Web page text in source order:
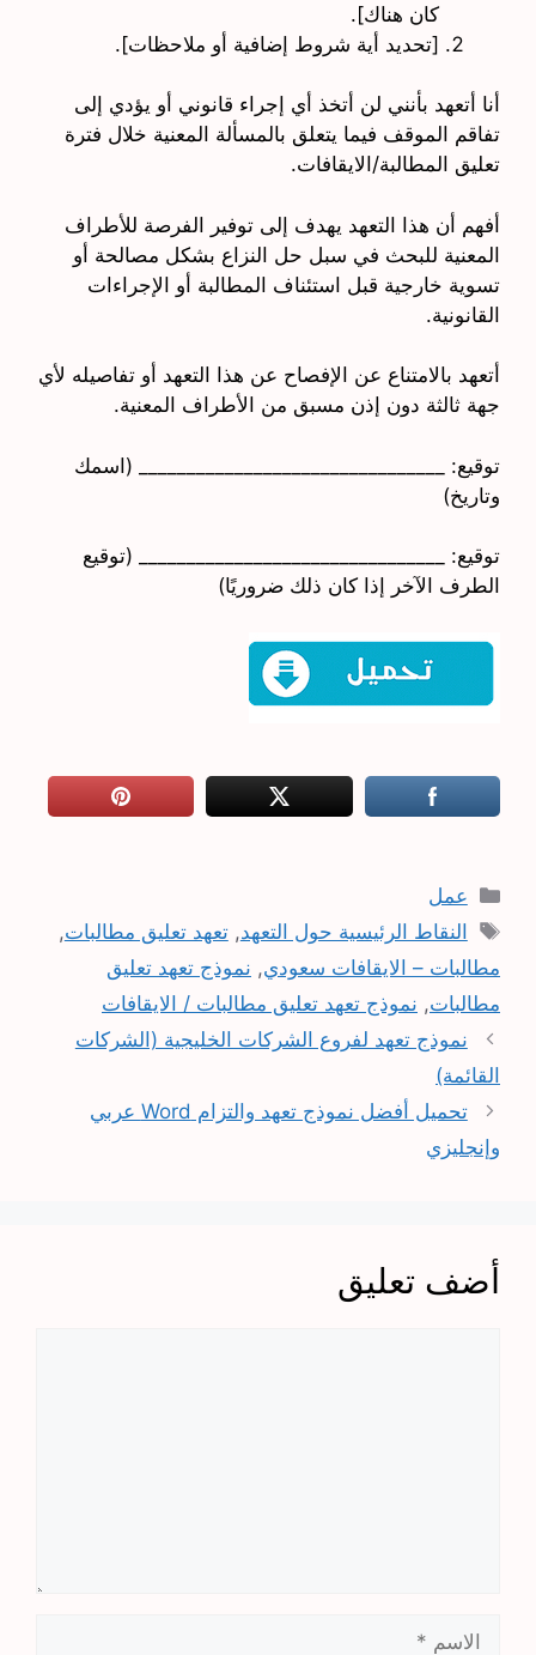
كان هناك].
[تحديد أية شروط إضافية أو ملاحظات].
أنا أتعهد بأنني لن أتخذ أي إجراء قانوني أو يؤدي إلى
تفاقم الموقف فيما يتعلق بالمسألة المعنية خلال فترة
تعليق المطالبة/الايقافات.
أفهم أن هذا التعهد يهدف إلى توفير الفرصة للأطراف
المعنية للبحث في سبل حل النزاع بشكل مصالحة أو
تسوية خارجية قبل استئناف المطالبة أو الإجراءات
القانونية.
أتعهد بالامتناع عن الإفصاح عن هذا التعهد أو تفاصيله لأي
جهة ثالثة دون إذن مسبق من الأطراف المعنية.
توقيع: ________________________________ (اسمك
وتاريخ)
توقيع: ________________________________ (توقيع
الطرف الآخر إذا كان ذلك ضروريًا)
التصنيفات
عمل
الوسوم
النقاط الرئيسية حول التعهد,تعهد تعليق مطالبات,
مطالبات – الايقافات سعودي, نموذج تعهد تعليق
مطالبات, نموذج تعهد تعليق مطالبات / الايقافات
نموذج تعهد لفروع الشركات الخليجية (الشركات
القائمة)
تحميل أفضل نموذج تعهد والتزام Word عربي
وإنجليزي
أضف تعليق
الاسم